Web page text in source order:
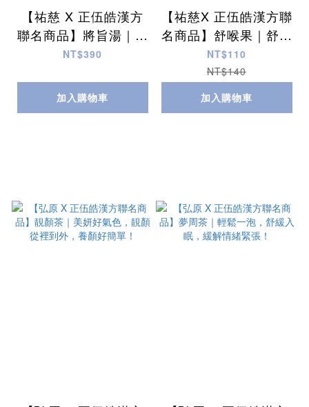
【祐慈 X 正伍皓漢方
聯名商品】將旨湯｜遠
離三高，照顧心血管，
NT$390
加入購物車
【祐慈X 正伍皓漢方聯
名商品】舒喉果｜舒緩
喉嚨不適、潤喉生津、
口氣不佳！
NT$110
NT$140
加入購物車